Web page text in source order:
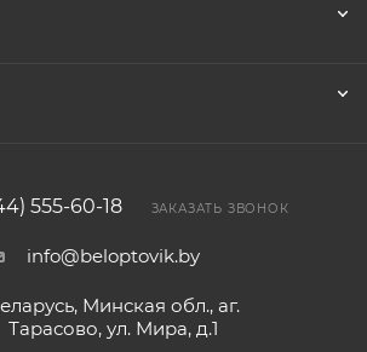
555-60-18 ЗАКАЗАТЬ ЗВОНОК
info@beloptovik.by
Минская обл., аг.
Тарасово, ул. Мира, д.1